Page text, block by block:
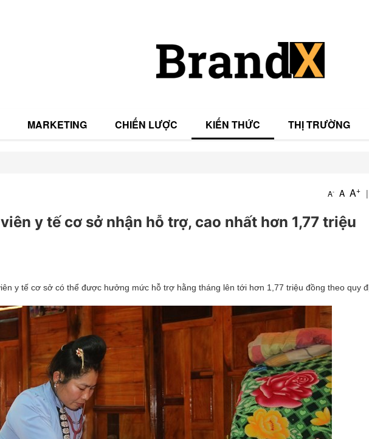
MARKETING CHIẾN LƯỢC KIẾN THỨC THỊ TRƯỜNG
A- A A+ |
y tế cơ sở nhận hỗ trợ, cao nhất hơn 1,77 triệu
y tế cơ sở có thể được hưởng mức hỗ trợ hằng tháng lên tới hơn 1,77 triệu đồng theo quy